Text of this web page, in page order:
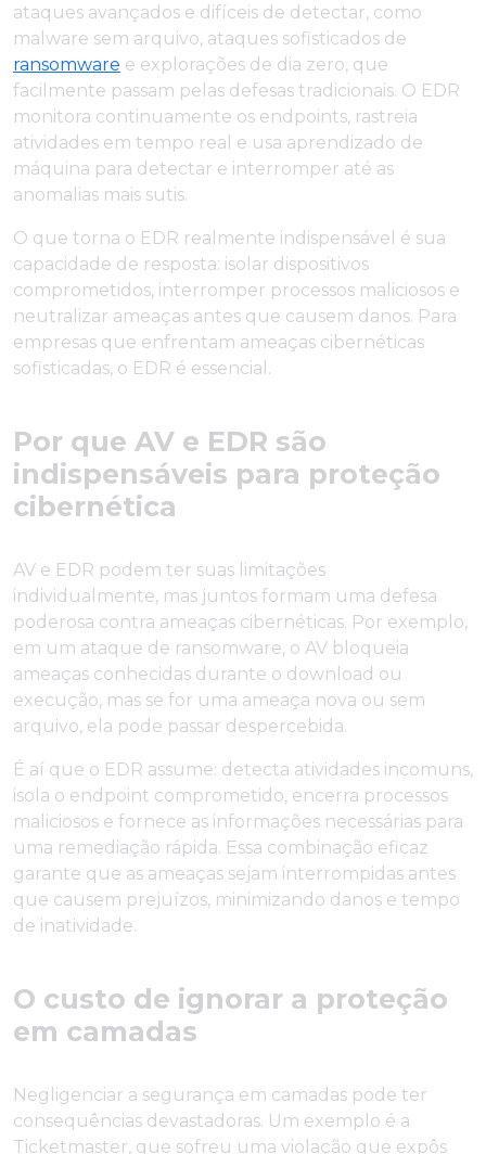
ataques avançados e difíceis de detectar, como
malware sem arquivo, ataques sofisticados de
ransomware e explorações de dia zero, que
facilmente passam pelas defesas tradicionais. O EDR
monitora continuamente os endpoints, rastreia
atividades em tempo real e usa aprendizado de
máquina para detectar e interromper até as
anomalias mais sutis.
O que torna o EDR realmente indispensável é sua
capacidade de resposta: isolar dispositivos
comprometidos, interromper processos maliciosos e
neutralizar ameaças antes que causem danos. Para
empresas que enfrentam ameaças cibernéticas
sofisticadas, o EDR é essencial.
Por que AV e EDR são
indispensáveis para proteção
cibernética
AV e EDR podem ter suas limitações
individualmente, mas juntos formam uma defesa
poderosa contra ameaças cibernéticas. Por exemplo,
em um ataque de ransomware, o AV bloqueia
ameaças conhecidas durante o download ou
execução, mas se for uma ameaça nova ou sem
arquivo, ela pode passar despercebida.
É aí que o EDR assume: detecta atividades incomuns,
isola o endpoint comprometido, encerra processos
maliciosos e fornece as informações necessárias para
uma remediação rápida. Essa combinação eficaz
garante que as ameaças sejam interrompidas antes
que causem prejuízos, minimizando danos e tempo
de inatividade.
O custo de ignorar a proteção
em camadas
Negligenciar a segurança em camadas pode ter
consequências devastadoras. Um exemplo é a
Ticketmaster, que sofreu uma violação que expôs